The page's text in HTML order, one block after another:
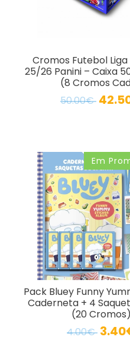
Cromos Futebol
25/26 Panini – Caixa
(8 Cromos
50.00€
Em
Pack Bluey Funny
Caderneta + 4
(20 Cromos)
4.00€